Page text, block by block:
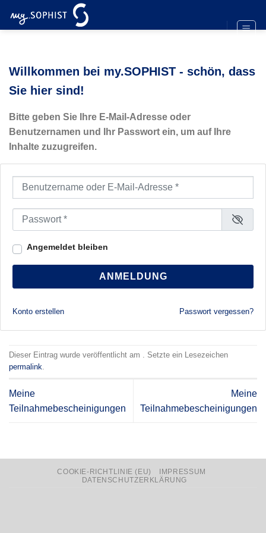
Inhalt
Willkommen bei my.SOPHIST - schön, dass
Sie hier sind!
Bitte geben Sie Ihre E-Mail-Adresse oder
Benutzernamen und Ihr Passwort ein, um auf Ihre
Inhalte zuzugreifen.
Benutzername oder E-Mail-Adresse
Passwort
Angemeldet bleiben
ANMELDUNG
Konto erstellen Passwort vergessen?
Dieser Eintrag wurde veröffentlicht am . Setzte ein Lesezeichen
permalink.
Meine
Teilnahmebescheinigungen
Meine
Teilnahmebescheinigungen
COOKIE-RICHTLINIE (EU)
IMPRESSUM
DATENSCHUTZERKLÄRUNG